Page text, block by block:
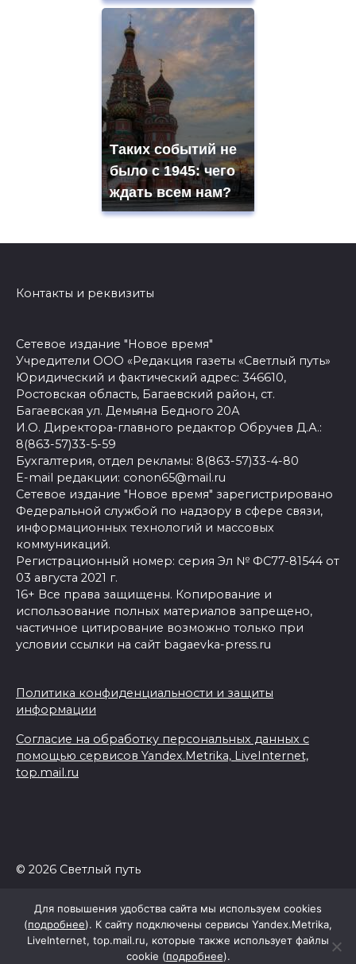
Таких событий не
было с 1945: чего
ждать всем нам?
Контакты и реквизиты
Сетевое издание "Новое время"
Учредители ООО «Редакция газеты «Светлый путь»
Юридический и фактический адрес: 346610,
Ростовская область, Багаевский район, ст.
Багаевская ул. Демьяна Бедного 20А
И.О. Директора-главного редактор Обручев Д.А.:
8(863-57)33-5-59
Бухгалтерия, отдел рекламы: 8(863-57)33-4-80
E-mail редакции: conon65@mail.ru
Сетевое издание "Новое время" зарегистрировано
Федеральной службой по надзору в сфере связи,
информационных технологий и массовых
коммуникаций.
Регистрационный номер: серия Эл № ФС77-81544 от
03 августа 2021 г.
16+ Все права защищены. Копирование и
использование полных материалов запрещено,
частичное цитирование возможно только при
условии ссылки на сайт bagaevka-press.ru
Политика конфиденциальности и защиты
информации
Согласие на обработку персональных данных с
помощью сервисов Yandex.Metrika, LiveInternet,
top.mail.ru
© 2026 Светлый путь
Для повышения удобства сайта мы используем cookies
(подробнее). К сайту подключены сервисы Yandex.Metrika,
LiveInternet, top.mail.ru, которые также использует файлы
cookie (подробнее).